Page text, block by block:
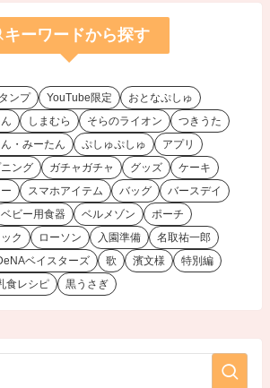
キーワードから探す
ンプ YouTube限定
おとなぷしゅ
しまむら そらのライオン
つきうた
・みーたん ぷしゅぷしゅ
アプリ
ング ガチャガチャ グッズ
ケーキ
スマホアイテム バッグ
バースデイ
ベビー用食器 ベルメゾン
ポーチ
ク ローソン 入園準備
名取祐一郎
ベイスターズ 歌 濱文様
特別編
食レシピ 黒うさぎ